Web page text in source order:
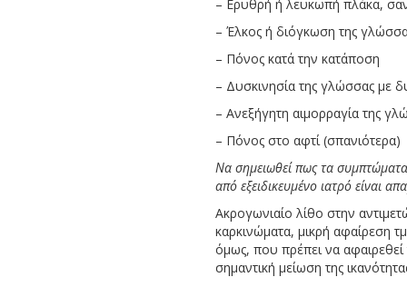
– Ερυθρή ή λευκωπή πλάκα,
– Έλκος ή διόγκωση της
– Πόνος κατά την κατάποση
– Δυσκινησία της γλώσσας με
– Ανεξήγητη αιμορραγία της
– Πόνος στο αφτί (σπανιότερα)
Να σημειωθεί πως τα
από εξειδικευμένο ιατρό είναι
Ακρογωνιαίο λίθο στην
καρκινώματα, μικρή αφαίρεση
όμως, που πρέπει να
σημαντική μείωση της